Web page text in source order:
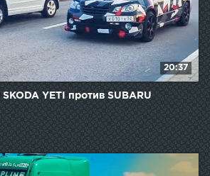
20:37
YETI против SUBARU